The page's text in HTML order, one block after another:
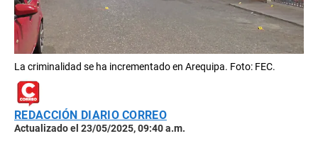
La criminalidad se ha incrementado en Arequipa. Foto: FEC.
REDACCIÓN DIARIO CORREO
Actualizado el 23/05/2025, 09:40 a.m.